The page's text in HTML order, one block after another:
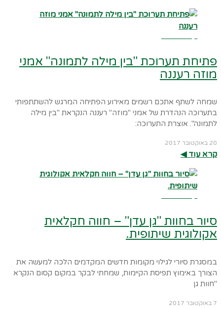
פתיחת תערוכת "בין מילה לתמונה" אמני
מוזה רעננה
שמחה לשתף אתכם רשמים מאירוע הפתיחה המרגש להשתתפותי
בתערוכה הנהדרת של אמני "מוזה" רעננה הנקראת "בין מילה
לתמונה". אוצרת התערוכה:
20 באוקטובר 2017
קרא עוד ◀︎
סיור בחוות "גן עדן" – חווה חקלאית
אקולוגית שיתופית.
במסגרת סיורי לגילוי מקומות חדשים המקדמים הלכה למעשה את
הצורך באימוץ תפיסת הקיימות, שמחתי לבקר במקום קסום הנקרא
"חוות גן
7 באוקטובר 2017